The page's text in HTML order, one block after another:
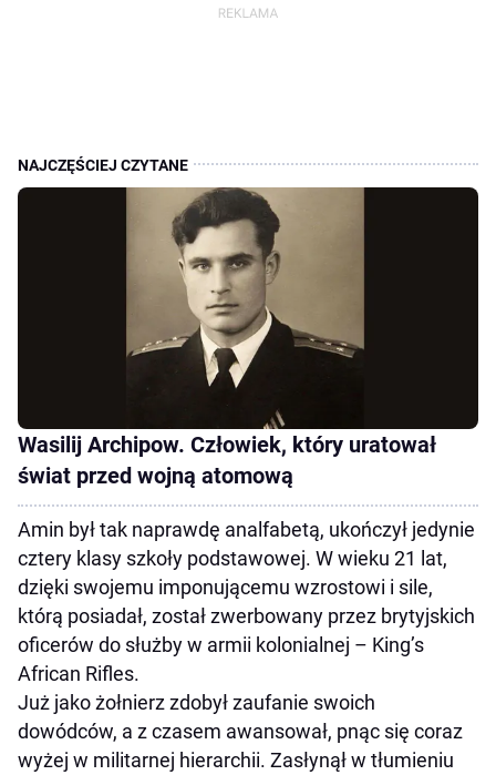
Wasilij Archipow. Człowiek, który uratował
świat przed wojną atomową
Amin był tak naprawdę analfabetą, ukończył jedynie
cztery klasy szkoły podstawowej. W wieku 21 lat,
dzięki swojemu imponującemu wzrostowi i sile,
którą posiadał, został zwerbowany przez brytyjskich
oficerów do służby w armii kolonialnej – King’s
African Rifles.
Już jako żołnierz zdobył zaufanie swoich
dowódców, a z czasem awansował, pnąc się coraz
wyżej w militarnej hierarchii. Zasłynął w tłumieniu